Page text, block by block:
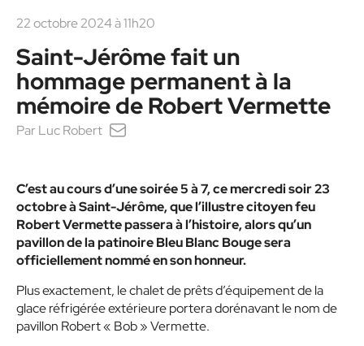
22 octobre 2024 à 11h20
Saint-Jérôme fait un
hommage permanent à la
mémoire de Robert Vermette
Par Luc Robert
C’est au cours d’une soirée 5 à 7, ce mercredi soir 23
octobre à Saint-Jérôme, que l’illustre citoyen feu
Robert Vermette passera à l’histoire, alors qu’un
pavillon de la patinoire Bleu Blanc Bouge sera
officiellement nommé en son honneur.
Plus exactement, le chalet de prêts d’équipement de la
glace réfrigérée extérieure portera dorénavant le nom de
pavillon Robert « Bob » Vermette.